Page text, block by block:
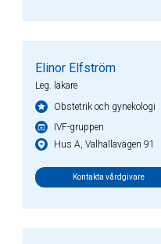
Elinor Elfström
Leg. läkare
Obstetrik och gynekologi
IVF-gruppen
Hus A, Valhallavägen 91
Kontakta vårdgivare